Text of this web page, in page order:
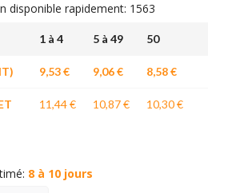
disponible rapidement: 1563
1 à 4 5 à 49 50
9,53 € 9,06 € 8,58 €
11,44 € 10,87 € 10,30 €
8 à 10 jours